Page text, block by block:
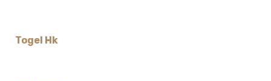
Togel Hk